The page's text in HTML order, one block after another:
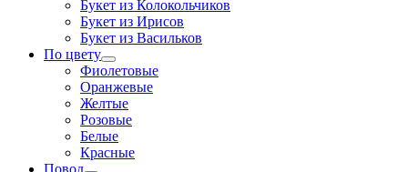
Букет из Колокольчиков
Букет из Ирисов
Букет из Васильков
По цвету
Фиолетовые
Оранжевые
Желтые
Розовые
Белые
Красные
Повод